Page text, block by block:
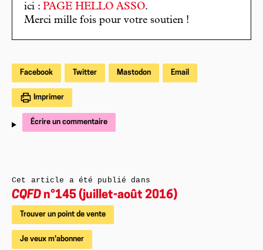
ici : PAGE HELLO ASSO.
Merci mille fois pour votre soutien !
Facebook Twitter Mastodon Email
Imprimer
Écrire un commentaire
Cet article a été publié dans
CQFD n°145 (juillet-août 2016)
Trouver un point de vente
Je veux m'abonner